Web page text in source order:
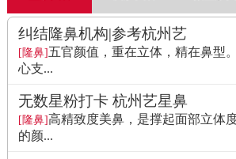
纠结隆鼻机构|参考杭州艺
[隆鼻]五官颜值，重在立体，精在鼻型
心支...
无数星粉打卡 杭州艺星鼻
[隆鼻]高精致度美鼻，是撑起面部立体
的颜...